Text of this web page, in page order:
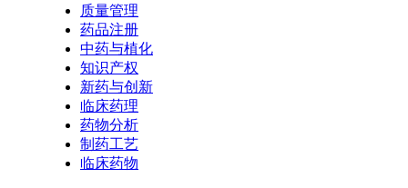
质量管理
药品注册
中药与植化
知识产权
新药与创新
临床药理
药物分析
制药工艺
临床药物